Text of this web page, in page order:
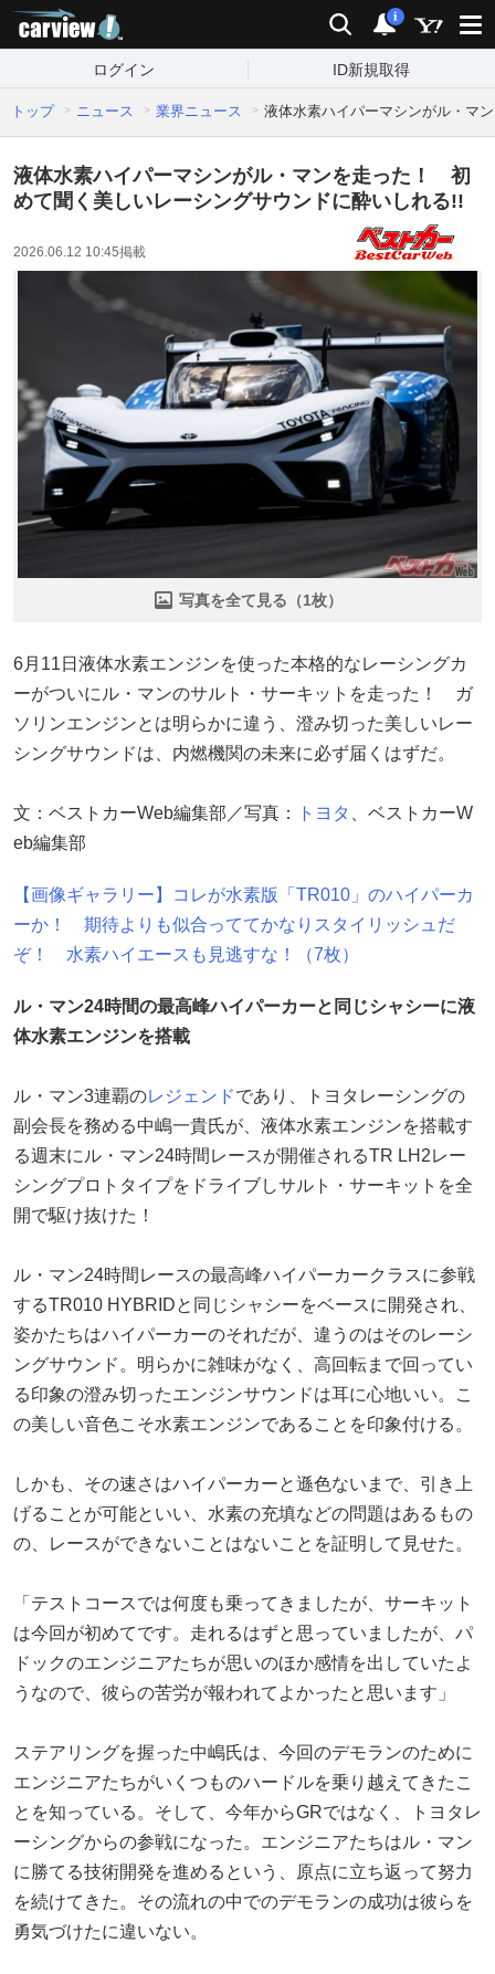
検索 通知
i
ログイン ID新規取得
トップ ニュース 業界ニュース 液体水素ハイパーマシンがル・マ
液体水素ハイパーマシンがル・マンを走った！ 初
めて聞く美しいレーシングサウンドに酔いしれる!!
2026.06.12 10:45掲載
写真を全て見る（1枚）
6月11日液体水素エンジンを使った本格的なレーシングカ
ーがついにル・マンのサルト・サーキットを走った！ ガ
ソリンエンジンとは明らかに違う、澄み切った美しいレー
シングサウンドは、内燃機関の未来に必ず届くはずだ。
文：ベストカーWeb編集部／写真： トヨタ
、ベストカーW
eb編集部
【画像ギャラリー】コレが水素版「TR010」のハイパーカ
ーか！ 期待よりも似合っててかなりスタイリッシュだ
ぞ！ 水素ハイエースも見逃すな！（7枚）
ル・マン24時間の最高峰ハイパーカーと同じシャシーに液
体水素エンジンを搭載
ル・マン3連覇のレジェンドであり、トヨタレーシングの
副会長を務める中嶋一貴氏が、液体水素エンジンを搭載す
る週末にル・マン24時間レースが開催されるTR LH2レー
シングプロトタイプをドライブしサルト・サーキットを全
開で駆け抜けた！
ル・マン24時間レースの最高峰ハイパーカークラスに参戦
するTR010 HYBRIDと同じシャシーをベースに開発され、
姿かたちはハイパーカーのそれだが、違うのはそのレーシ
ングサウンド。明らかに雑味がなく、高回転まで回ってい
る印象の澄み切ったエンジンサウンドは耳に心地いい。こ
の美しい音色こそ水素エンジンであることを印象付ける。
しかも、その速さはハイパーカーと遜色ないまで、引き上
げることが可能といい、水素の充填などの問題はあるもの
の、レースができないことはないことを証明して見せた。
「テストコースでは何度も乗ってきましたが、サーキット
は今回が初めてです。走れるはずと思っていましたが、パ
ドックのエンジニアたちが思いのほか感情を出していたよ
うなので、彼らの苦労が報われてよかったと思います」
ステアリングを握った中嶋氏は、今回のデモランのために
エンジニアたちがいくつものハードルを乗り越えてきたこ
とを知っている。そして、今年からGRではなく、トヨタレ
ーシングからの参戦になった。エンジニアたちはル・マン
に勝てる技術開発を進めるという、原点に立ち返って努力
を続けてきた。その流れの中でのデモランの成功は彼らを
勇気づけたに違いない。